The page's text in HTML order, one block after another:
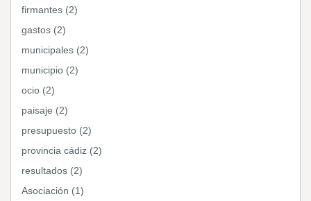
firmantes (2)
gastos (2)
municipales (2)
municipio (2)
ocio (2)
paisaje (2)
presupuesto (2)
provincia cádiz (2)
resultados (2)
Asociación (1)